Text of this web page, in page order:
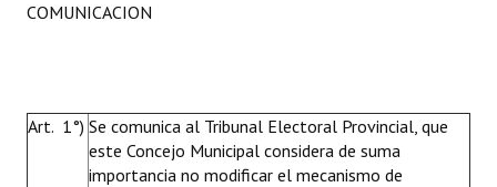
COMUNICACION
Art. 1°) Se comunica al Tribunal Electoral Provincial, que
este Concejo Municipal considera de suma
importancia no modificar el mecanismo de